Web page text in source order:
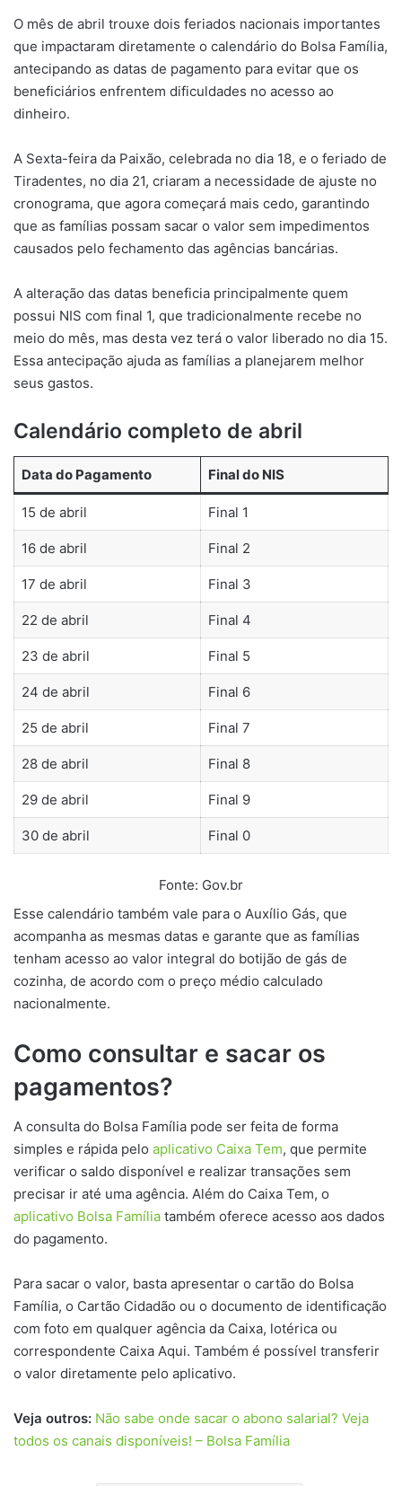
O mês de abril trouxe dois feriados nacionais importantes
que impactaram diretamente o calendário do Bolsa Família,
antecipando as datas de pagamento para evitar que os
beneficiários enfrentem dificuldades no acesso ao
dinheiro.
A Sexta-feira da Paixão, celebrada no dia 18, e o feriado de
Tiradentes, no dia 21, criaram a necessidade de ajuste no
cronograma, que agora começará mais cedo, garantindo
que as famílias possam sacar o valor sem impedimentos
causados pelo fechamento das agências bancárias.
A alteração das datas beneficia principalmente quem
possui NIS com final 1, que tradicionalmente recebe no
meio do mês, mas desta vez terá o valor liberado no dia 15.
Essa antecipação ajuda as famílias a planejarem melhor
seus gastos.
Calendário completo de abril
Data do Pagamento Final do NIS
15 de abril Final 1
16 de abril Final 2
17 de abril Final 3
22 de abril Final 4
23 de abril Final 5
24 de abril Final 6
25 de abril Final 7
28 de abril Final 8
29 de abril Final 9
30 de abril Final 0
Fonte: Gov.br
Esse calendário também vale para o Auxílio Gás, que
acompanha as mesmas datas e garante que as famílias
tenham acesso ao valor integral do botijão de gás de
cozinha, de acordo com o preço médio calculado
nacionalmente.
Como consultar e sacar os
pagamentos?
A consulta do Bolsa Família pode ser feita de forma
simples e rápida pelo aplicativo Caixa Tem, que permite
verificar o saldo disponível e realizar transações sem
precisar ir até uma agência. Além do Caixa Tem, o
aplicativo Bolsa Família também oferece acesso aos dados
do pagamento.
Para sacar o valor, basta apresentar o cartão do Bolsa
Família, o Cartão Cidadão ou o documento de identificação
com foto em qualquer agência da Caixa, lotérica ou
correspondente Caixa Aqui. Também é possível transferir
o valor diretamente pelo aplicativo.
Veja outros: Não sabe onde sacar o abono salarial? Veja
todos os canais disponíveis! – Bolsa Família